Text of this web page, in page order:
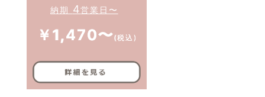
納期 4営業日〜
￥1,470〜